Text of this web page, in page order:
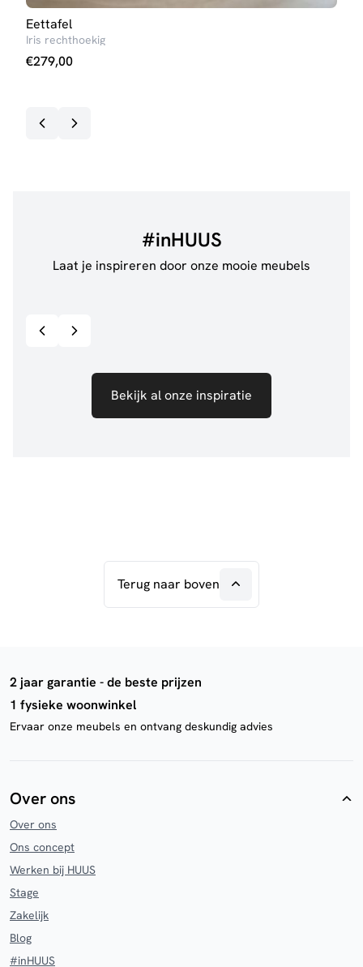
Eettafel
Iris rechthoekig
€279,00
#inHUUS
Laat je inspireren door onze mooie meubels
Bekijk al onze inspiratie
Terug naar boven
2 jaar garantie - de beste prijzen
1 fysieke woonwinkel
Ervaar onze meubels en ontvang deskundig advies
Over ons
Over ons
Ons concept
Werken bij HUUS
Stage
Zakelijk
Blog
#inHUUS